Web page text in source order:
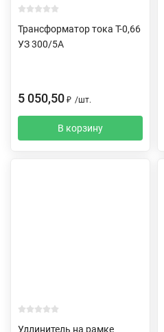
Трансформатор тока Т-0,66
УЗ 300/5А
5 050,50 ₽ /шт.
В корзину
Удлинитель на рамке